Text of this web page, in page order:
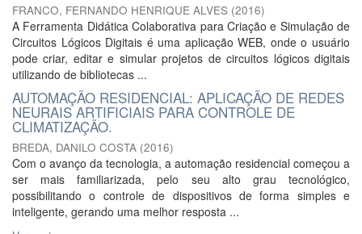
FRANCO, FERNANDO HENRIQUE ALVES (2016)
A Ferramenta Didática Colaborativa para Criação e Simulação de
Circuitos Lógicos Digitais é uma aplicação WEB, onde o usuário
pode criar, editar e simular projetos de circuitos lógicos digitais
utilizando de bibliotecas ...
AUTOMAÇÃO RESIDENCIAL: APLICAÇÃO DE REDES
NEURAIS ARTIFICIAIS PARA CONTROLE DE
CLIMATIZAÇÃO.
BREDA, DANILO COSTA (2016)
Com o avanço da tecnologia, a automação residencial começou a
ser mais familiarizada, pelo seu alto grau tecnológico,
possibilitando o controle de dispositivos de forma simples e
inteligente, gerando uma melhor resposta ...